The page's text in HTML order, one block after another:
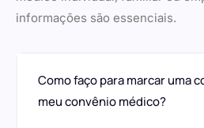
informações são essenciais.
Como faço para marcar uma
meu convênio médico?